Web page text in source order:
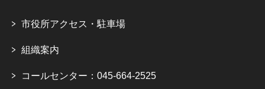
市役所アクセス・駐車場
組織案内
コールセンター：045-664-2525